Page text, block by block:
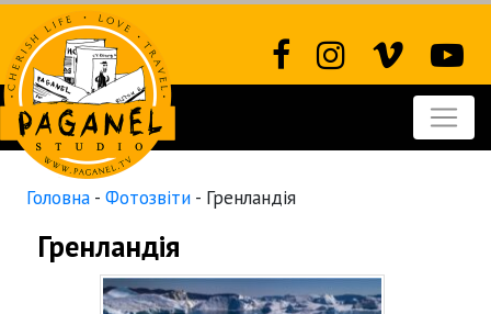
Головна- Фотозвіти- Гренландія
Гренландія